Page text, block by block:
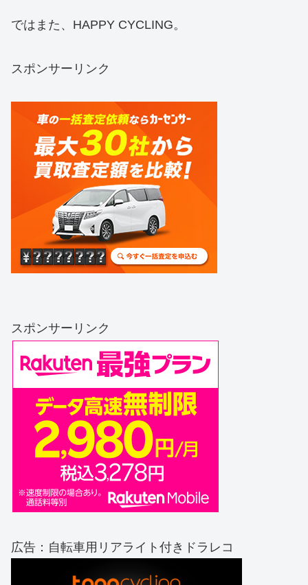
ではまた、HAPPY CYCLING。
スポンサーリンク
スポンサーリンク
広告：自転車用リアライト付きドラレコ